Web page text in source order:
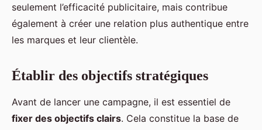
seulement l’efficacité publicitaire, mais contribue
également à créer une relation plus authentique entre
les marques et leur clientèle.
Établir des objectifs stratégiques
Avant de lancer une campagne, il est essentiel de
fixer des objectifs clairs. Cela constitue la base de